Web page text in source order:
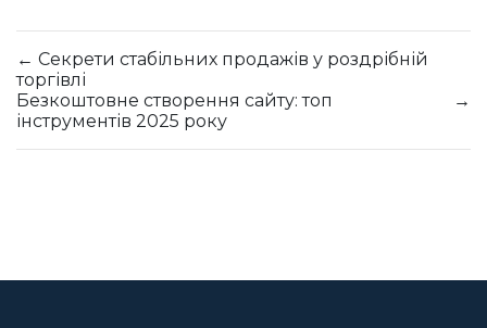
← Секрети стабільних продажів у роздрібній
торгівлі
→
Безкоштовне створення сайту: топ
інструментів 2025 року